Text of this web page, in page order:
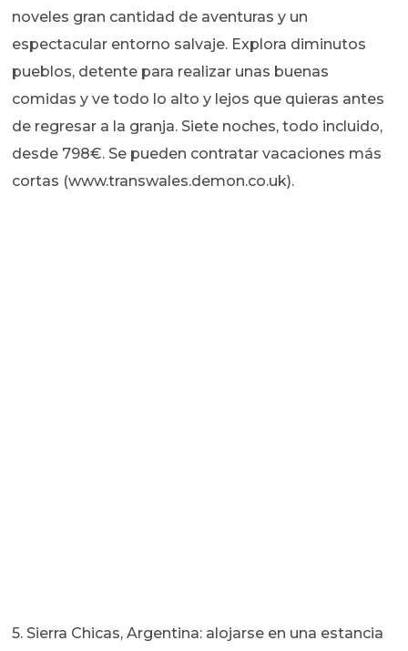
noveles gran cantidad de aventuras y un
espectacular entorno salvaje. Explora diminutos
pueblos, detente para realizar unas buenas
comidas y ve todo lo alto y lejos que quieras antes
de regresar a la granja. Siete noches, todo incluido,
desde 798€. Se pueden contratar vacaciones más
cortas (www.transwales.demon.co.uk).
5. Sierra Chicas, Argentina: alojarse en una estancia